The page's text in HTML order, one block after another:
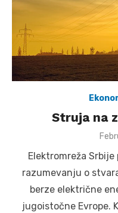
Struja na
Elektromreža
razumevanju o
berze električne
jugoistočne Evrope.